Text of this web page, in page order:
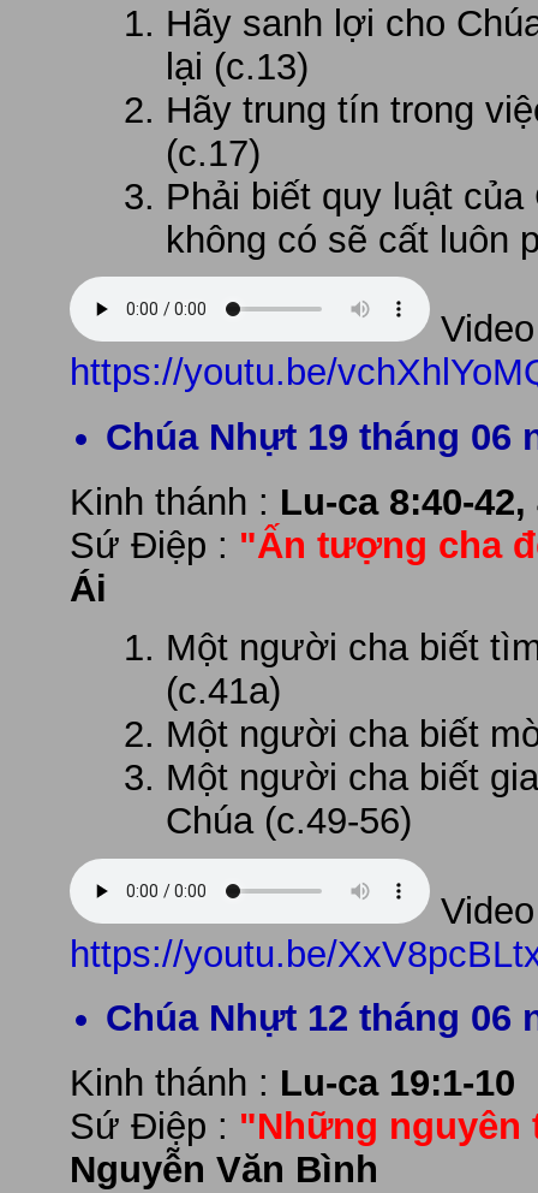
Hãy sanh lợi cho
lại (c.13)
Hãy trung tín trong
(c.17)
Phải biết quy luật
không có sẽ cất luôn
Video
https://youtu.be/
Chúa Nhựt 19 tháng 06
Kinh thánh : Lu-ca 8:40-42,
Sứ Điệp : "Ấn tượng cha
Ái
Một người cha biết
(c.41a)
Một người cha biết
Một người cha biết
Chúa (c.49-56)
Video
https://youtu.be/
Chúa Nhựt 12 tháng 06
Kinh thánh : Lu-ca 19:1-10
Sứ Điệp : "Những nguyên
Nguyễn Văn Bình